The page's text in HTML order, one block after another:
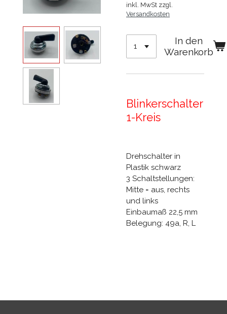
inkl. MwSt zzgl.
Versandkosten
In den
Warenkorb
Blinkerschalter
1-Kreis
Drehschalter in
Plastik schwarz
3 Schaltstellungen:
Mitte = aus, rechts
und links
Einbaumaß 22,5 mm
Belegung: 49a, R, L